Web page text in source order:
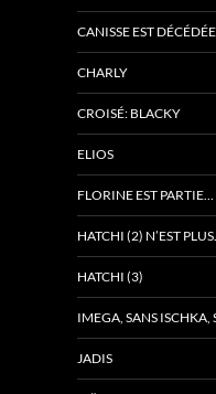
CANISSE EST DÉCÉDÉE
CHARLY
CROISÉ: BLACKY
ELIOS
FLORINE EST PARTIE…
HATCHI (2) N’EST
HATCHI (3)
IMEGA, SANS
JADIS